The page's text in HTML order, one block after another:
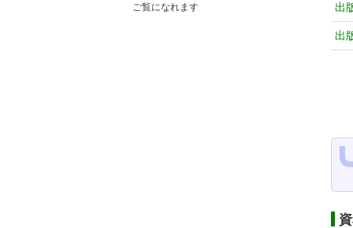
ご覧になれます
出
出